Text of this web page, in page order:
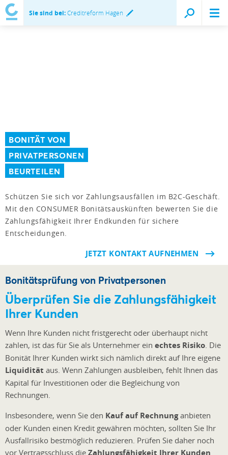
Sie sind bei:Creditreform Hagen
BONITÄT VON
PRIVATPERSONEN
BEURTEILEN
Schützen Sie sich vor Zahlungsausfällen im B2C-Geschäft.
Mit den CONSUMER Bonitätsauskünften bewerten Sie die
Zahlungsfähigkeit Ihrer Endkunden für sichere
Entscheidungen.
JETZT KONTAKT AUFNEHMEN
Bonitätsprüfung von Privatpersonen
Überprüfen Sie die Zahlungsfähigkeit
Ihrer Kunden
Wenn Ihre Kunden nicht fristgerecht oder überhaupt nicht
zahlen, ist das für Sie als Unternehmer ein echtes Risiko . Die
Bonität Ihrer Kunden wirkt sich nämlich direkt auf Ihre eigene
Liquidität aus. Wenn Zahlungen ausbleiben, fehlt Ihnen das
Kapital für Investitionen oder die Begleichung von
Rechnungen.
Insbesondere, wenn Sie den Kauf auf Rechnunganbieten
oder Kunden einen Kredit gewähren möchten, sollten Sie Ihr
Ausfallrisiko bestmöglich reduzieren. Prüfen Sie daher noch
vor Vertragsschluss die Zahlungsfähigkeit Ihrer Kunden